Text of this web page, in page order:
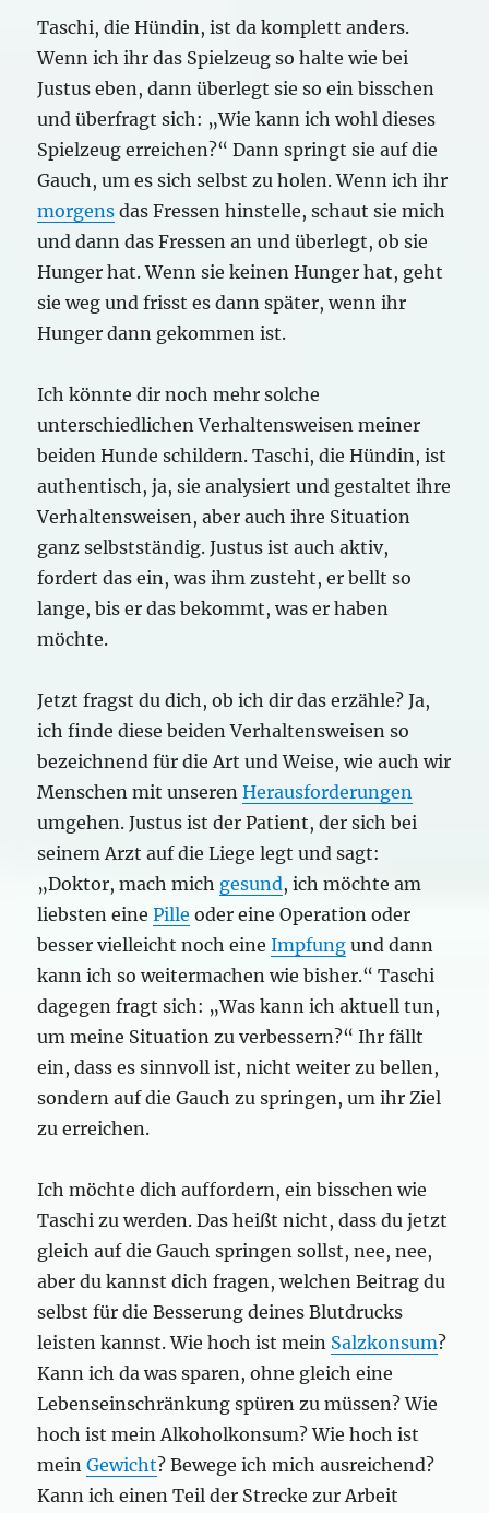
Taschi, die Hündin, ist da komplett anders.
Wenn ich ihr das Spielzeug so halte wie bei
Justus eben, dann überlegt sie so ein bisschen
und überfragt sich: „Wie kann ich wohl dieses
Spielzeug erreichen?“ Dann springt sie auf die
Gauch, um es sich selbst zu holen. Wenn ich ihr
morgens das Fressen hinstelle, schaut sie mich
und dann das Fressen an und überlegt, ob sie
Hunger hat. Wenn sie keinen Hunger hat, geht
sie weg und frisst es dann später, wenn ihr
Hunger dann gekommen ist.
Ich könnte dir noch mehr solche
unterschiedlichen Verhaltensweisen meiner
beiden Hunde schildern. Taschi, die Hündin, ist
authentisch, ja, sie analysiert und gestaltet ihre
Verhaltensweisen, aber auch ihre Situation
ganz selbstständig. Justus ist auch aktiv,
fordert das ein, was ihm zusteht, er bellt so
lange, bis er das bekommt, was er haben
möchte.
Jetzt fragst du dich, ob ich dir das erzähle? Ja,
ich finde diese beiden Verhaltensweisen so
bezeichnend für die Art und Weise, wie auch wir
Menschen mit unserenHerausforderungen
umgehen. Justus ist der Patient, der sich bei
seinem Arzt auf die Liege legt und sagt:
„Doktor, mach mich gesund, ich möchte am
liebsten einePille oder eine Operation oder
besser vielleicht noch eineImpfung und dann
kann ich so weitermachen wie bisher.“ Taschi
dagegen fragt sich: „Was kann ich aktuell tun,
um meine Situation zu verbessern?“ Ihr fällt
ein, dass es sinnvoll ist, nicht weiter zu bellen,
sondern auf die Gauch zu springen, um ihr Ziel
zu erreichen.
Ich möchte dich auffordern, ein bisschen wie
Taschi zu werden. Das heißt nicht, dass du jetzt
gleich auf die Gauch springen sollst, nee, nee,
aber du kannst dich fragen, welchen Beitrag du
selbst für die Besserung deines Blutdrucks
leisten kannst. Wie hoch ist mein Salzkonsum?
Kann ich da was sparen, ohne gleich eine
Lebenseinschränkung spüren zu müssen? Wie
hoch ist mein Alkoholkonsum? Wie hoch ist
meinGewicht? Bewege ich mich ausreichend?
Kann ich einen Teil der Strecke zur Arbeit